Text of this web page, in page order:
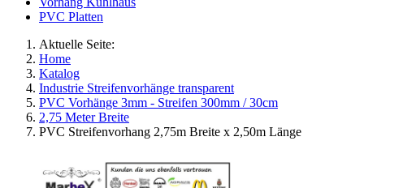
PVC Platten
Aktuelle Seite:
Home
Katalog
Industrie Streifenvorhänge transparent
PVC Vorhänge 3mm - Streifen 300mm / 30cm
2,75 Meter Breite
PVC Streifenvorhang 2,75m Breite x 2,50m Länge